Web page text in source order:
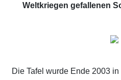
Weltkriegen gefallenen
Die Tafel wurde Ende 2003